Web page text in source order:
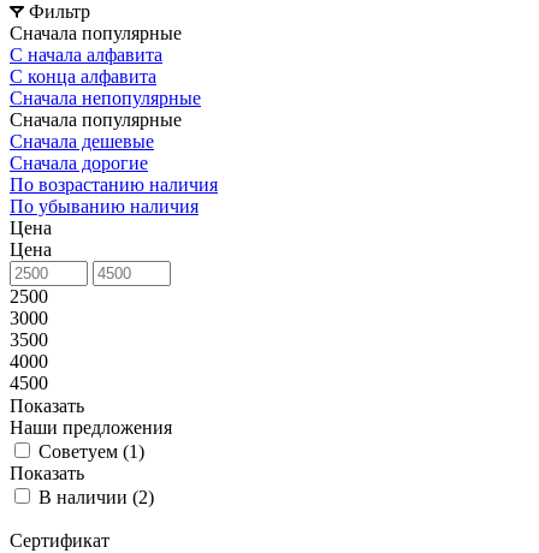
Фильтр
Сначала популярные
С начала алфавита
С конца алфавита
Сначала непопулярные
Сначала популярные
Сначала дешевые
Сначала дорогие
По возрастанию наличия
По убыванию наличия
Цена
Цена
2500
3000
3500
4000
4500
Показать
Наши предложения
Советуем (1)
Показать
В наличии (2)
Сертификат